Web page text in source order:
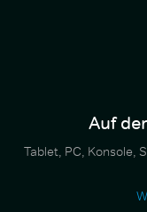
Auf
Tablet, PC, Konsole,